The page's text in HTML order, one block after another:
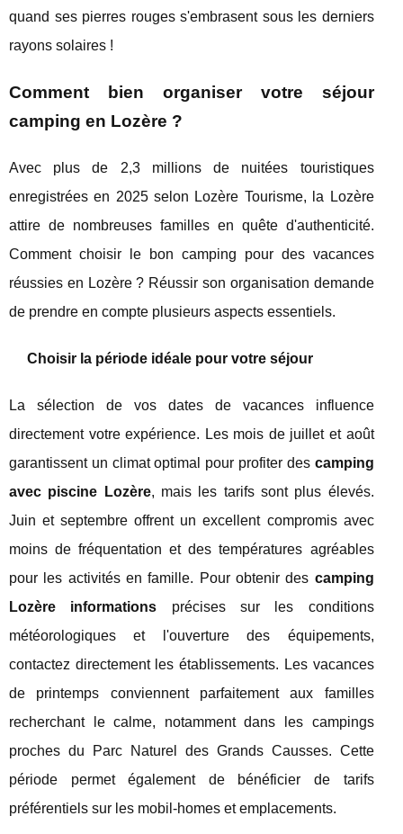
quand ses pierres rouges s'embrasent sous les derniers
rayons solaires !
Comment bien organiser votre séjour
camping en Lozère ?
Avec plus de 2,3 millions de nuitées touristiques
enregistrées en 2025 selon Lozère Tourisme, la Lozère
attire de nombreuses familles en quête d'authenticité.
Comment choisir le bon camping pour des vacances
réussies en Lozère ? Réussir son organisation demande
de prendre en compte plusieurs aspects essentiels.
Choisir la période idéale pour votre séjour
La sélection de vos dates de vacances influence
directement votre expérience. Les mois de juillet et août
garantissent un climat optimal pour profiter des camping
avec piscine Lozère, mais les tarifs sont plus élevés.
Juin et septembre offrent un excellent compromis avec
moins de fréquentation et des températures agréables
pour les activités en famille. Pour obtenir des camping
Lozère informations précises sur les conditions
météorologiques et l'ouverture des équipements,
contactez directement les établissements. Les vacances
de printemps conviennent parfaitement aux familles
recherchant le calme, notamment dans les campings
proches du Parc Naturel des Grands Causses. Cette
période permet également de bénéficier de tarifs
préférentiels sur les mobil-homes et emplacements.